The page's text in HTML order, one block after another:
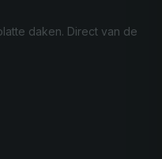
daken. Direct van de